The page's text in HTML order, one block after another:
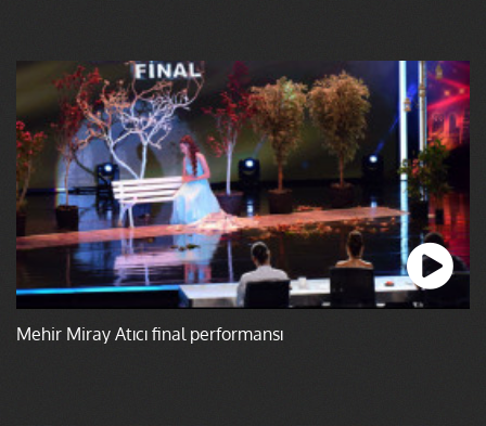
Mehir Miray Atıcı final performansı